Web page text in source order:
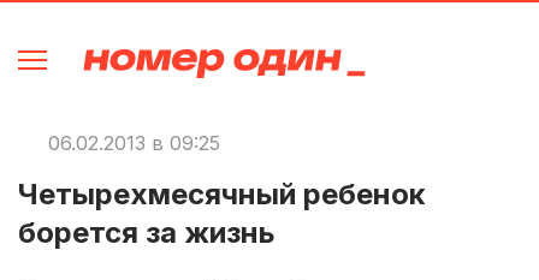
06.02.2013 в 09:25
Четырехмесячный ребенок
борется за жизнь